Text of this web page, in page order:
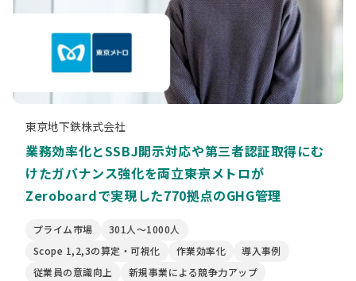
東京地下鉄株式会社
業務効率化とSSBJ開示対応や第三者認証取得にむ
けたガバナンス強化を両立――東京メトロが
Zeroboardで実現した770拠点のGHG管理
プライム市場
301人〜1000人
Scope 1,2,3の算定・可視化
作業効率化
導入事例
従業員の意識向上
新規事業による競争力アップ